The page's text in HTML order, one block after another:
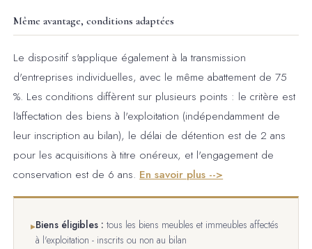
Même avantage, conditions adaptées
Le dispositif s'applique également à la transmission
d'entreprises individuelles, avec le même abattement de 75
%. Les conditions diffèrent sur plusieurs points : le critère est
l'affectation des biens à l'exploitation (indépendamment de
leur inscription au bilan), le délai de détention est de 2 ans
pour les acquisitions à titre onéreux, et l'engagement de
conservation est de 6 ans. En savoir plus -->
▸Biens éligibles : tous les biens meubles et immeubles affectés
à l'exploitation - inscrits ou non au bilan